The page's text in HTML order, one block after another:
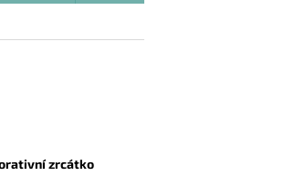
zrcátko